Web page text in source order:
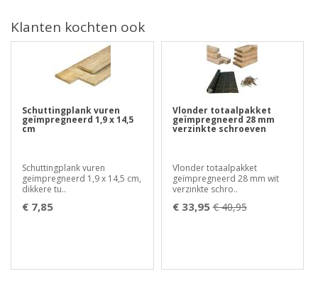
Klanten kochten ook
Schuttingplank vuren
geïmpregneerd 1,9 x 14,5
cm
Schuttingplank vuren
geïmpregneerd 1,9 x 14,5 cm,
dikkere tu..
€ 7,85
Vlonder totaalpakket
geïmpregneerd 28 mm
verzinkte schroeven
Vlonder totaalpakket
geïmpregneerd 28 mm wit
verzinkte schro..
€ 33,95 € 40,95